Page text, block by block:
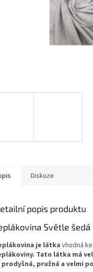
Diskuze
popis produktu
Světle šedá
je látka vhodná
Tato látka má
prodyšná, pružná a velmi